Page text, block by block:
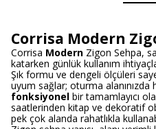
Corrisa Modern
Corrisa Modern Zigon Sehpa,
katarken günlük kullanım
Şık formu ve dengeli ölçüleri
uyum sağlar; oturma alanınızda
fonksiyonel bir tamamlayıcı
saatlerinden kitap ve dekoratif
pek çok alanda rahatlıkla